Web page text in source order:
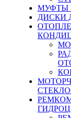
МУФТЫ
ДИСКИ